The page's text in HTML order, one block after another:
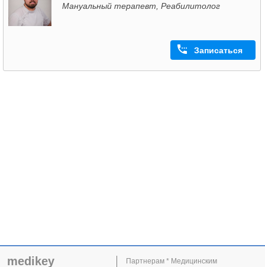
Мануальный терапевт, Реабилитолог
Записаться
medikey
Партнерам * Медицинским